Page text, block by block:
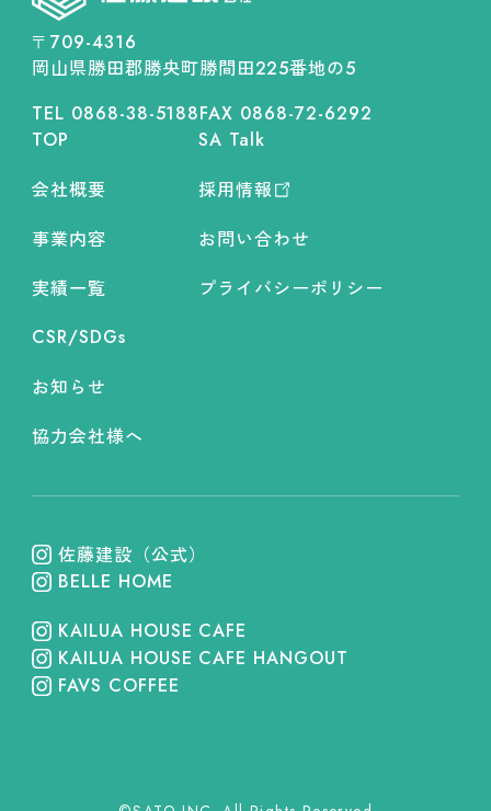
〒709-4316
岡山県勝田郡勝央町勝間田225番地の5
TEL 0868-38-5188FAX 0868-72-6292
TOP
会社概要
事業内容
実績一覧
CSR/SDGs
お知らせ
協力会社様へ
SA Talk
採用情報
お問い合わせ
プライバシーポリシー
佐藤建設（公式）
BELLE HOME
KAILUA HOUSE CAFE
KAILUA HOUSE CAFE HANGOUT
FAVS COFFEE